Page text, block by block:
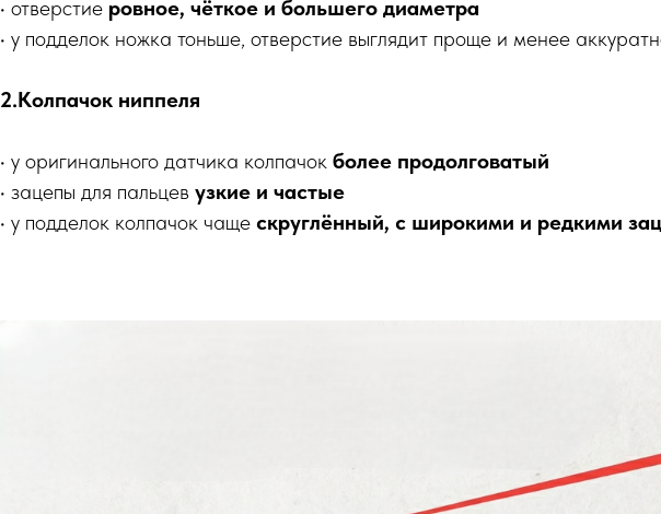
• отверстие ровное, чёткое и большего диаметра
• у подделок ножка тоньше, отверстие выглядит проще и менее
2.Колпачок ниппеля
• у оригинального датчика колпачок более продолговатый
• зацепы для пальцев узкие и частые
• у подделок колпачок чаще скруглённый, с широкими и редкими